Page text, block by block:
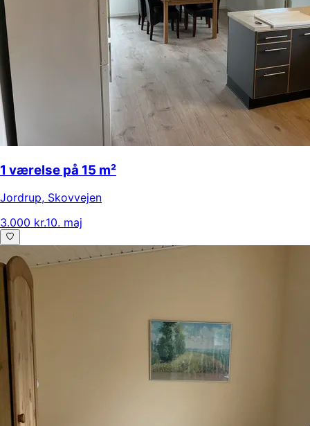
1 værelse på 15 m²
Jordrup, Skovvejen
3.000 kr.10. maj